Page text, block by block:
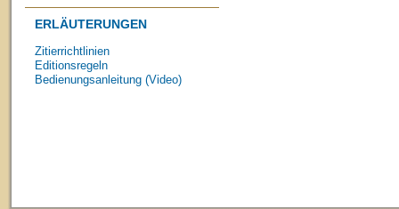
ERLÄUTERUNGEN
Zitierrichtlinien
Editionsregeln
Bedienungsanleitung (Video)